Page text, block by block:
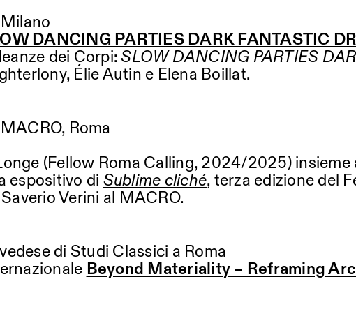
DANCING PARTIES DARK FANTASTIC
dei Corpi:SLOW DANCING PARTIES
Élie Autin e Elena Boillat.
Roma
(Fellow Roma Calling, 2024/2025) insieme
espositivo di Sublime cliché, terza edizione del
Verini al MACRO.
di Studi Classici a Roma
Beyond Materiality – Reframing